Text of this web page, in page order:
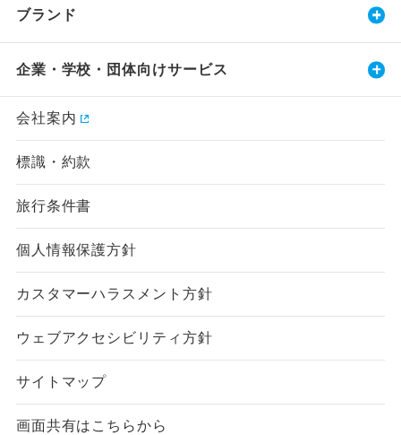
ブランド
企業・学校・団体向けサービス
会社案内
標識・約款
旅行条件書
個人情報保護方針
カスタマーハラスメント方針
ウェブアクセシビリティ方針
サイトマップ
画面共有はこちらから